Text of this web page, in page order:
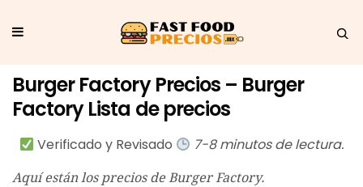
Burger Factory Precios – Burger
Factory Lista de precios
Verificado y Revisado 7-8 minutos de lectura.
Aquí están los precios de Burger Factory.